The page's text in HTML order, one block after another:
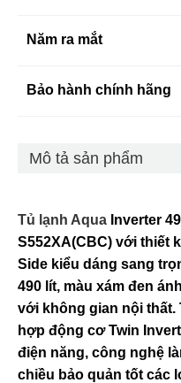
Năm ra mắt
Bảo hành chính hãng
Mô tả sản phẩm
Tủ lạnh Aqua Inverter
S552XA(CBC) với thiết
Side kiểu dáng sang
490 lít, màu xám đen
với không gian nội thất.
hợp động cơ Twin
điện năng, công nghệ
chiều bảo quản tốt các